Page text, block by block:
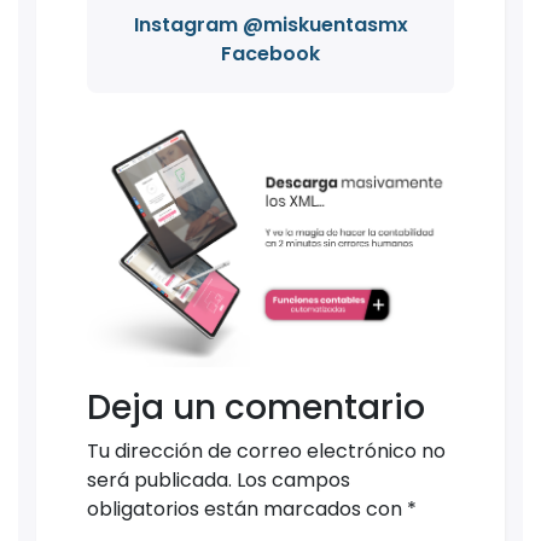
Instagram @miskuentasmx
Facebook
Deja un comentario
Tu dirección de correo electrónico no
será publicada. Los campos
obligatorios están marcados con *